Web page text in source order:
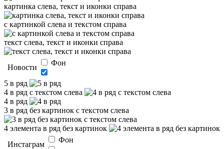
картинка слева, текст и иконки справа
с картинкой слева и текстом справа
текст слева, текст и иконки справа
Новости
Фон
5 в ряд
4 в ряд с текстом слева
4 в ряд
3 в ряд без картинок с текстом слева
4 элемента в ряд без картинок
Инстаграм
Фон